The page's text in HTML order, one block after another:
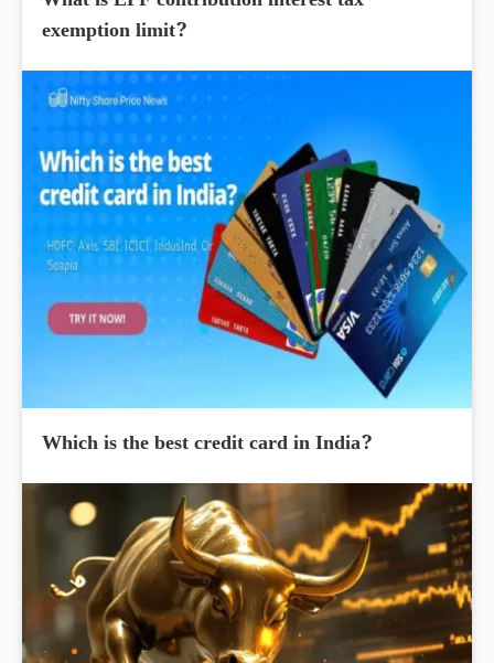
exemption limit?
Which is the best credit card in India?